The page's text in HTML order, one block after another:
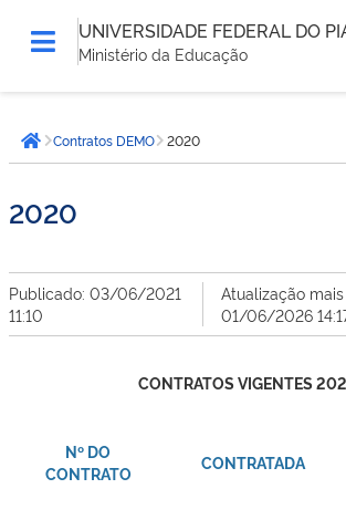
UNIVERSIDADE FEDERAL DO
Ministério da Educação
está
aqui:Página inicial
Contratos DEMO 2020
2020
Publicado: 03/06/2021
11:10
Atualização
01/06/2026
CONTRATOS VIGENTES
Nº DO
CONTRATO
CONTRATADA